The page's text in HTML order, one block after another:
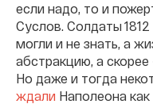
если надо, то и
Суслов. Солдаты
могли и не знать, а
абстракцию, а скорее
Но даже и тогда
ждали Наполеона